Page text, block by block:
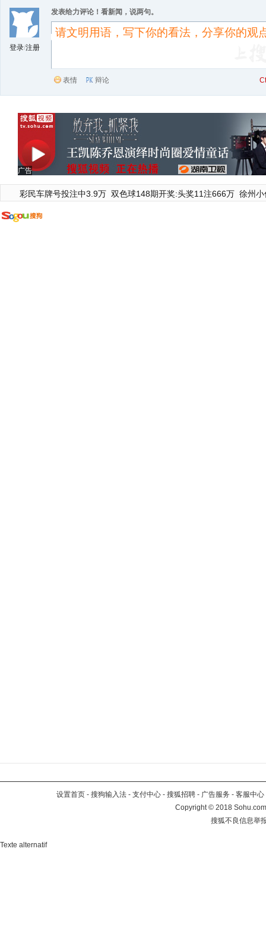
登录/注册
发表给力评论！看新闻，说两句。
表情 辩论
广告
彩民车牌号投注中3.9万 双色球148期开奖:头奖11注666万 徐州
设置首页 - 搜狗输入法 - 支付中心 - 搜狐招聘 - 广告服务 - 客服中心
Copyright©2018
搜狐不良信息举
Texte alternatif